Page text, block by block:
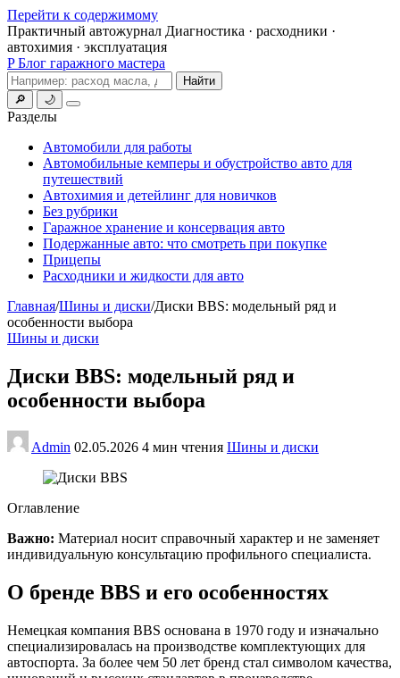
Перейти к содержимому
Практичный автожурнал Диагностика · расходники ·
автохимия · эксплуатация
P Блог гаражного мастера
Поиск
Найти
🔎
🌙
Меню
Разделы
Автомобили для работы
Автомобильные кемперы и обустройство авто для
путешествий
Автохимия и детейлинг для новичков
Без рубрики
Гаражное хранение и консервация авто
Подержанные авто: что смотреть при покупке
Прицепы
Расходники и жидкости для авто
Главная/Шины и диски/Диски BBS: модельный ряд и
особенности выбора
Шины и диски
Диски BBS: модельный ряд и
особенности выбора
Admin 02.05.2026 4 мин чтения Шины и диски
Оглавление
Важно: Материал носит справочный характер и не заменяет
индивидуальную консультацию профильного специалиста.
О бренде BBS и его особенностях
Немецкая компания BBS основана в 1970 году и изначально
специализировалась на производстве комплектующих для
автоспорта. За более чем 50 лет бренд стал символом качества,